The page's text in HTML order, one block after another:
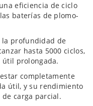
eficiencia de ciclo
baterías de plomo-
la profundidad de
hasta 5000 ciclos,
útil prolongada.
completamente
útil, y su rendimiento
de carga parcial.